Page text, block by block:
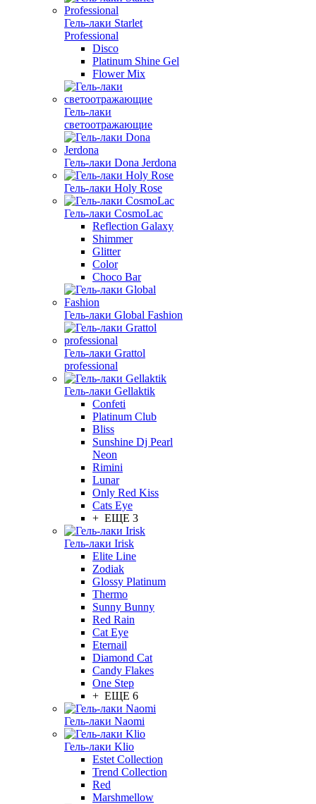
Гель-лаки Starlet
Professional
Disco
Platinum Shine Gel
Flower Mix
Гель-лаки
светоотражающие
Гель-лаки Dona Jerdona
Гель-лаки Holy Rose
Гель-лаки CosmoLac
Reflection Galaxy
Shimmer
Glitter
Color
Choco Bar
Гель-лаки Global Fashion
Гель-лаки Grattol
professional
Гель-лаки Gellaktik
Confeti
Platinum Club
Bliss
Sunshine Dj Pearl
Neon
Rimini
Lunar
Only Red Kiss
Cats Eye
+ ЕЩЕ 3
Гель-лаки Irisk
Elite Line
Zodiak
Glossy Platinum
Thermo
Sunny Bunny
Red Rain
Cat Eye
Eternail
Diamond Cat
Candy Flakes
One Step
+ ЕЩЕ 6
Гель-лаки Naomi
Гель-лаки Klio
Estet Collection
Trend Collection
Red
Marshmellow